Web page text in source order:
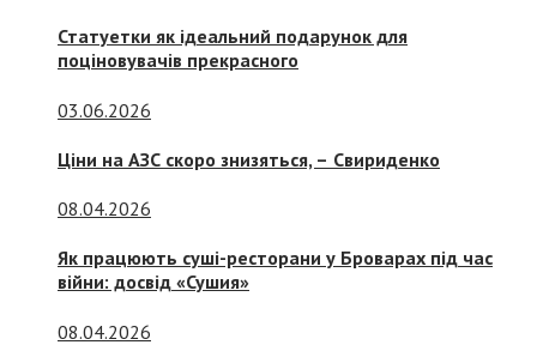
Статуетки як ідеальний подарунок для
поціновувачів прекрасного
03.06.2026
Ціни на АЗС скоро знизяться, – Свириденко
08.04.2026
Як працюють суші-ресторани у Броварах під час
війни: досвід «Сушия»
08.04.2026